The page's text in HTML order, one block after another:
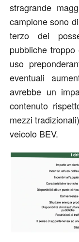
stragrande
campione sono
terzo dei
pubbliche
uso
eventuali
avrebbe un
contenuto
mezzi
veicolo BEV.